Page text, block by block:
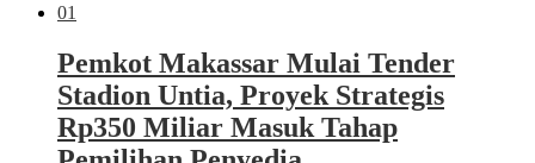
01
Pemkot Makassar Mulai Tender
Stadion Untia, Proyek Strategis
Rp350 Miliar Masuk Tahap